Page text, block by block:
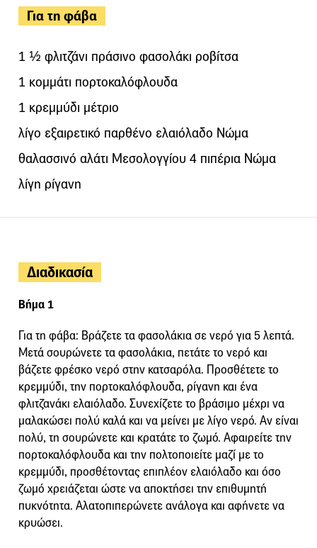
Για τη φάβα
1 ½ φλιτζάνι πράσινο φασολάκι ροβίτσα
1 κομμάτι πορτοκαλόφλουδα
1 κρεμμύδι μέτριο
λίγο εξαιρετικό παρθένο ελαιόλαδο Νώμα
θαλασσινό αλάτι Μεσολογγίου 4 πιπέρια Νώμα
λίγη ρίγανη
Διαδικασία
Βήμα 1
Για τη φάβα: Βράζετε τα φασολάκια σε νερό για 5 λεπτά.
Μετά σουρώνετε τα φασολάκια, πετάτε το νερό και
βάζετε φρέσκο νερό στην κατσαρόλα. Προσθέτετε το
κρεμμύδι, την πορτοκαλόφλουδα, ρίγανη και ένα
φλιτζανάκι ελαιόλαδο. Συνεχίζετε το βράσιμο μέχρι να
μαλακώσει πολύ καλά και να μείνει με λίγο νερό. Αν είναι
πολύ, τη σουρώνετε και κρατάτε το ζωμό. Αφαιρείτε την
πορτοκαλόφλουδα και την πολτοποιείτε μαζί με το
κρεμμύδι, προσθέτοντας επιπλέον ελαιόλαδο και όσο
ζωμό χρειάζεται ώστε να αποκτήσει την επιθυμητή
πυκνότητα. Αλατοπιπερώνετε ανάλογα και αφήνετε να
κρυώσει.